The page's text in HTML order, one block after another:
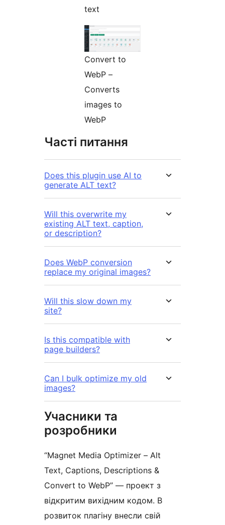
text
Convert to
WebP –
Converts
images to
WebP
Часті питання
Does this plugin use AI to
generate ALT text?
Will this overwrite my
existing ALT text, caption,
or description?
Does WebP conversion
replace my original images?
Will this slow down my
site?
Is this compatible with
page builders?
Can I bulk optimize my old
images?
Учасники та
розробники
“Magnet Media Optimizer – Alt
Text, Captions, Descriptions &
Convert to WebP” — проект з
відкритим вихідним кодом. В
розвиток плагіну внесли свій